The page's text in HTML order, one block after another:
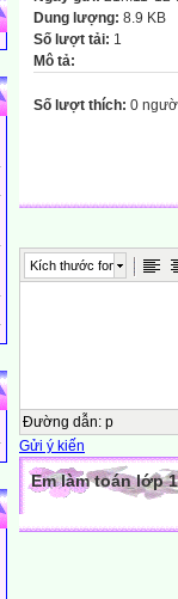
Dung lượng: 8.9 KB
Số lượt tải: 1
Mô tả:
Số lượt thích: 0
Kích thước font
Đường dẫn: p
Gửi ý kiến
Em làm toán lớp 1